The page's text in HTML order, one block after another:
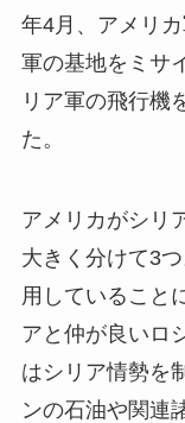
年4月、アメリ
軍の基地をミサ
リア軍の飛行機
た。
アメリカがシリ
大きく分けて3
用していること
アと仲が良いロ
はシリア情勢を
ンの石油や関連